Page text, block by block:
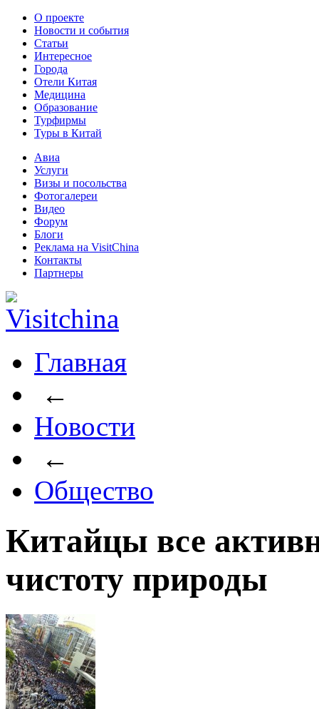
О проекте
Новости и события
Статьи
Интересное
Города
Отели Китая
Медицина
Образование
Турфирмы
Туры в Китай
Авиа
Услуги
Визы и посольства
Фотогалереи
Видео
Форум
Блоги
Реклама на VisitChina
Контакты
Партнеры
Главная
←
Новости
←
Общество
Китайцы все
чистоту природы